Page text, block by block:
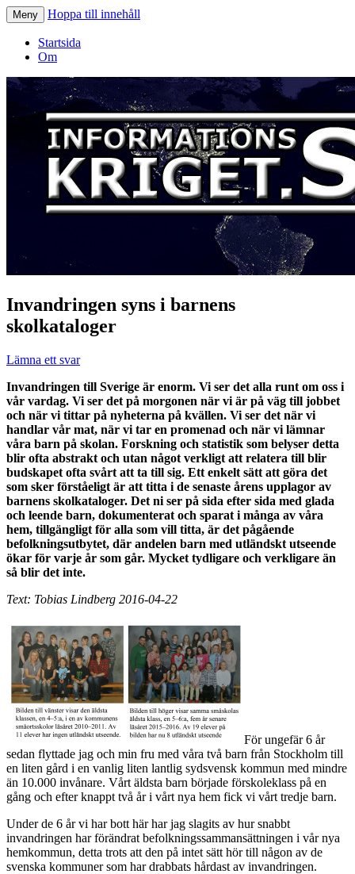
Informationskriget.se
Meny Hoppa till innehåll
Startsida
Om
Invandringen syns i barnens
skolkataloger
Lämna ett svar
Invandringen till Sverige är enorm. Vi ser det alla runt om oss i
vår vardag. Vi ser det på morgonen när vi är på väg till jobbet
och när vi tittar på nyheterna på kvällen. Vi ser det när vi
handlar vår mat, när vi tar en promenad och när vi lämnar
våra barn på skolan. Forskning och statistik som belyser detta
blir ofta abstrakt och utan något verkligt att relatera till blir
budskapet ofta svårt att ta till sig. Ett enkelt sätt att göra det
som sker förståeligt är att titta i de senaste årens upplagor av
barnens skolkataloger. Det ni ser på sida efter sida med glada
och leende barn, dokumenterat och sparat i många av våra
hem, tillgängligt för alla som vill titta, är det pågående
befolkningsutbytet, där andelen barn med utländskt utseende
ökar för varje år som går. Mycket tydligare och verkligare än
så blir det inte.
Text: Tobias Lindberg 2016-04-22
För ungefär 6 år
sedan flyttade jag och min fru med våra två barn från Stockholm till
en liten gård i en vanlig liten lantlig sydsvensk kommun med mindre
än 10.000 invånare. Vårt äldsta barn började förskoleklass på en
gång och efter knappt två år i vårt nya hem fick vi vårt tredje barn.
Under de 6 år vi har bott här har jag slagits av hur snabbt
invandringen har förändrat befolkningssammansättningen i vår nya
hemkommun, detta trots att den på intet sätt hör till någon av de
svenska kommuner som har drabbats hårdast av invandringen.